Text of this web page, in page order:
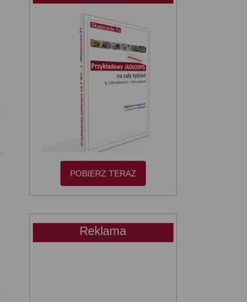
POBIERZ TERAZ
Reklama